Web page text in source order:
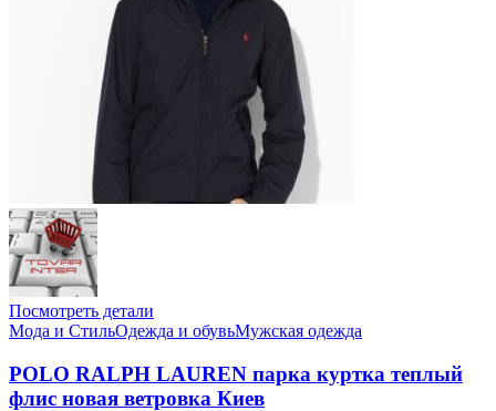
Посмотреть детали
Мода и СтильОдежда и обувьМужская одежда
POLO RALPH LAUREN парка куртка теплый
флис новая ветровка Киев